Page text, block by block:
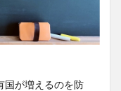
国が増えるのを防